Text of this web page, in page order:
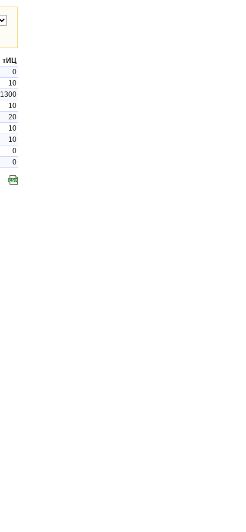
тИЦ
0
10
1300
10
20
10
10
0
0